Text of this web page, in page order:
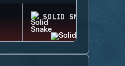
SOLID SNAKE